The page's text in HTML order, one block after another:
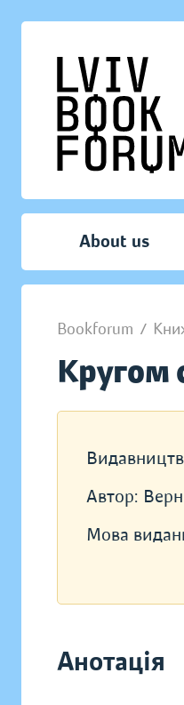
About us
Bookforum /
Кругом
Автор:
Мова
Анотація